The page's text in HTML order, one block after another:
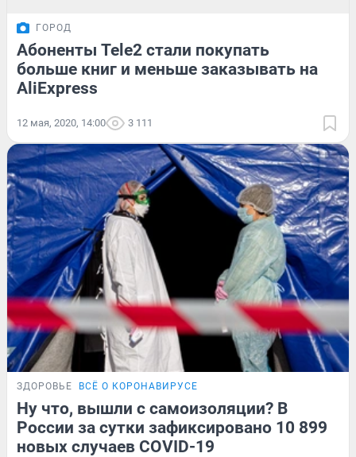
ГОРОД
Абоненты Tele2 стали покупать
больше книг и меньше заказывать на
AliExpress
12 мая, 2020, 14:00 3 111
ЗДОРОВЬЕ ВСЁ О КОРОНАВИРУСЕ
Ну что, вышли с самоизоляции? В
России за сутки зафиксировано 10 899
новых случаев COVID-19